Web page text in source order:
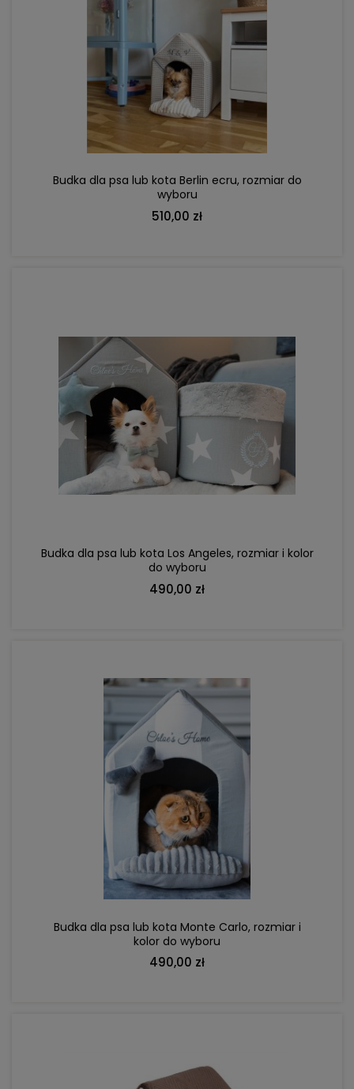
Budka dla psa lub kota Berlin ecru, rozmiar do
wyboru
510,00 zł
DO KOSZYKA
Budka dla psa lub kota Los Angeles, rozmiar i kolor
do wyboru
490,00 zł
DO KOSZYKA
Budka dla psa lub kota Monte Carlo, rozmiar i
kolor do wyboru
490,00 zł
DO KOSZYKA